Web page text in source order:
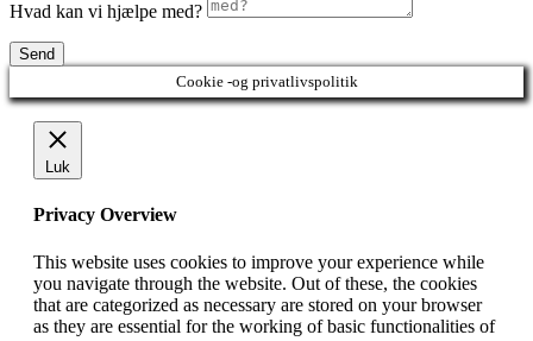
Hvad kan vi hjælpe med?
Send
Cookie -og privatlivspolitik
Luk
Privacy Overview
This website uses cookies to improve your experience while
you navigate through the website. Out of these, the cookies
that are categorized as necessary are stored on your browser
as they are essential for the working of basic functionalities of